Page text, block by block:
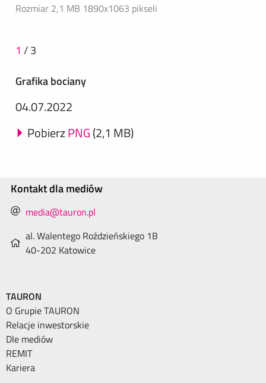
Rozmiar 2,1 MB 1890x1063 pikseli
1 /3
Grafika bociany
04.07.2022
PobierzPNG(2,1 MB)
Kontakt dla mediów
media@tauron.pl
al. Walentego Roździeńskiego 1B
40-202 Katowice
TAURON
O Grupie TAURON
Relacje inwestorskie
Dle mediów
REMIT
Kariera